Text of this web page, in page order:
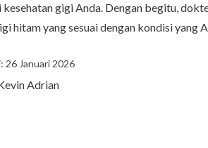
kesehatan gigi Anda. Dengan begitu,
hitam yang sesuai dengan kondisi yang
26 Januari 2026